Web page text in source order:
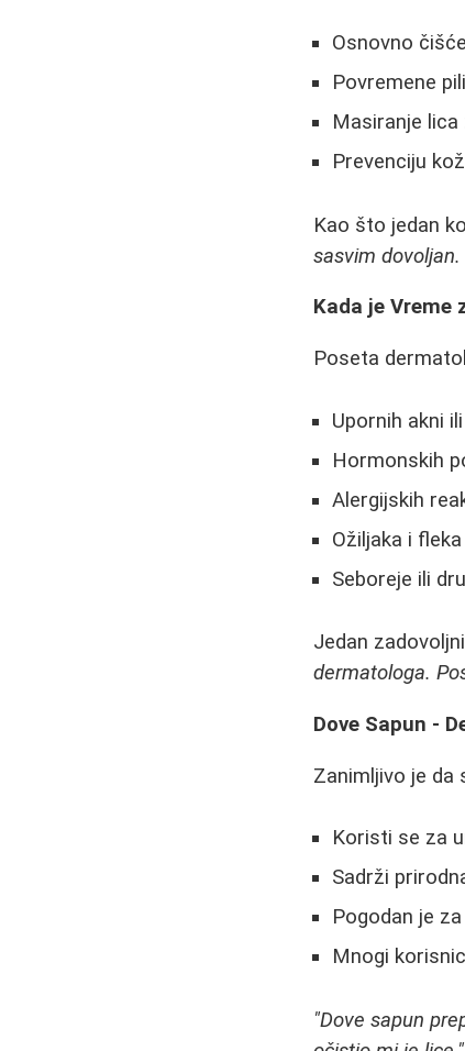
Osnovno
Povremene
Masiranje
Prevenciju
Kao što jedan
sasvim
Kada je Vreme
Poseta
Upornih akni
Hormonskih
Alergijskih
Ožiljaka i
Seboreje ili
Jedan
dermatologa.
Dove Sapun -
Zanimljivo je da
Koristi se za
Sadrži
Pogodan je
Mnogi
"Dove sapun